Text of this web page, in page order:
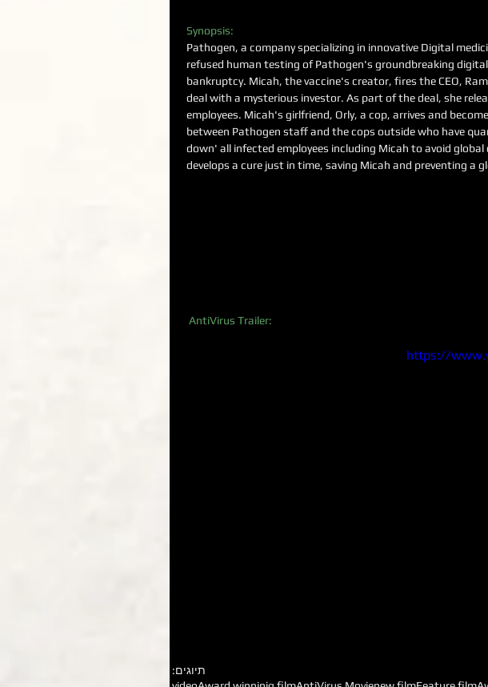
Synopsis:
Pathogen, a company specializing in innovative Digital
refused human testing of Pathogen's groundbreaking
bankruptcy. Micah, the vaccine's creator, fires the CEO,
deal with a mysterious investor. As part of the deal, she
employees. Micah's girlfriend, Orly, a cop, arrives and
between Pathogen staff and the cops outside who have
down' all infected employees including Micah to avoid
develops a cure just in time, saving Micah and preventing a
AntiVirus Trailer:
https://
תיוגים: